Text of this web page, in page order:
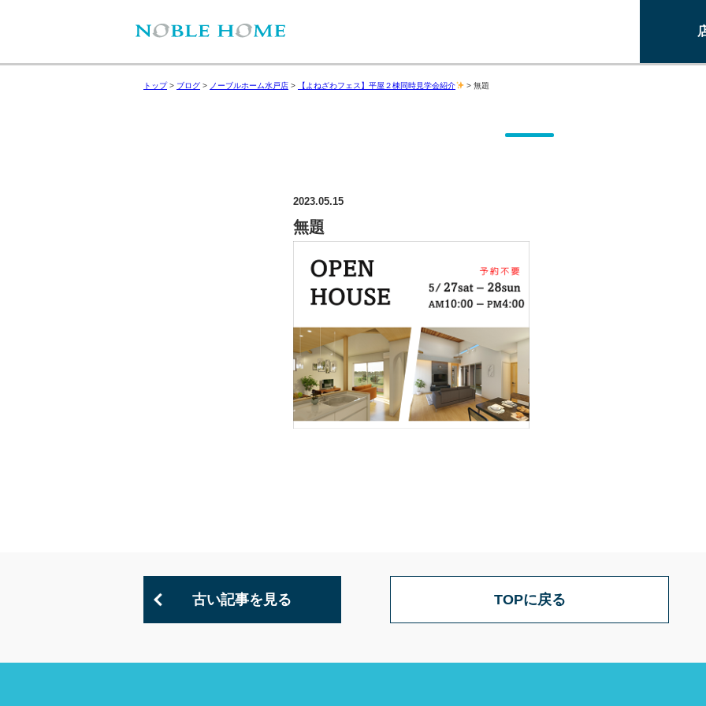
トップ> ブログ > ノーブルホーム水戸店 > 【よねざわフェス】平屋２棟同時見学会紹介 >無題
2023.05.15
無題
古い記事を見る TOPに戻る